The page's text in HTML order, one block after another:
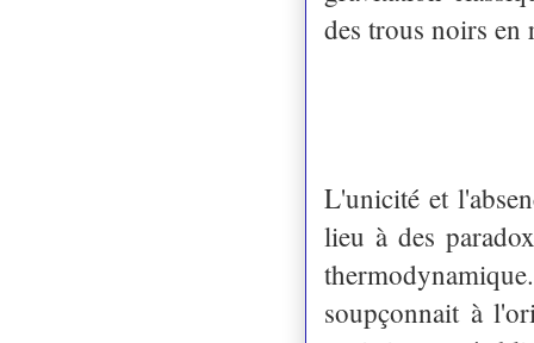
des trous noirs en
L'unicité et
lieu à des
soupçonnait à